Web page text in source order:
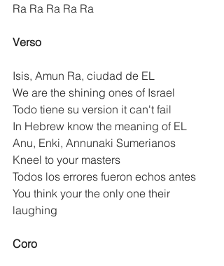
Ra Ra Ra Ra Ra
Verso
Isis, Amun Ra, ciudad de EL
We are the shining ones of Israel
Todo tiene su version it can't fail
In Hebrew know the meaning of EL
Anu, Enki, Annunaki Sumerianos
Kneel to your masters
Todos los errores fueron echos antes
You think your the only one their
laughing
Coro